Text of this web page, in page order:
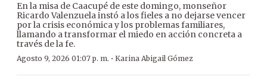
En la misa de Caacupé de este domingo, monseñor
Ricardo Valenzuela instó a los fieles a no dejarse vencer
por la crisis económica y los problemas familiares,
llamando a transformar el miedo en acción concreta a
través de la fe.
Agosto 9, 2026 01:07 p. m. · Karina Abigail Gómez